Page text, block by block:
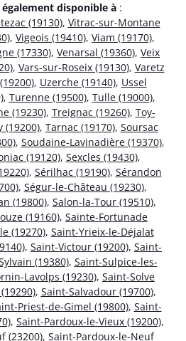
disponible à :
(19130), Vitrac-sur-Montane
, Vigeois (19410), Viam (19170),
(17330), Venarsal (19360), Veix
, Vars-sur-Roseix (19130), Varetz
, Uzerche (19140), Ussel
, Turenne (19500), Tulle (19000),
(19230), Treignac (19260), Toy-
(19200), Tarnac (19170), Soursac
, Soudaine-Lavinadière (19370),
(19120), Sexcles (19430),
, Sérilhac (19190), Sérandon
, Ségur-le-Château (19230),
(19800), Salon-la-Tour (19510),
(19160), Sainte-Fortunade
(19270), Saint-Yrieix-le-Déjalat
, Saint-Victour (19200), Saint-
(19380), Saint-Sulpice-les-
Lavolps (19230), Saint-Solve
, Saint-Salvadour (19700),
Priest-de-Gimel (19800), Saint-
, Saint-Pardoux-le-Vieux (19200),
(23200), Saint-Pardoux-le-Neuf